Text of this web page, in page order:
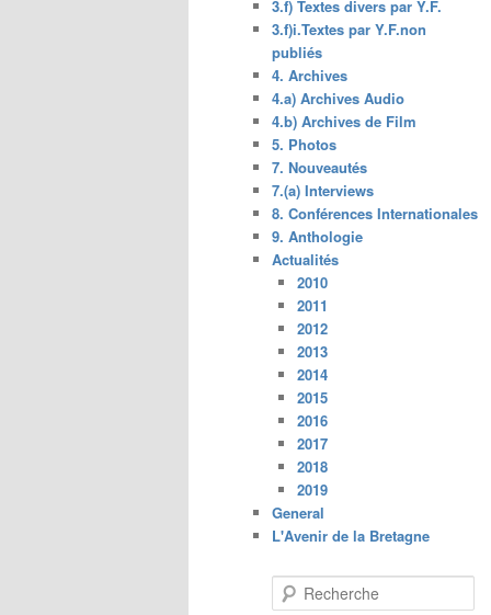
3.f) Textes divers par Y.F.
3.f)i.Textes par Y.F.non
publiés
4. Archives
4.a) Archives Audio
4.b) Archives de Film
5. Photos
7. Nouveautés
7.(a) Interviews
8. Conférences Internationales
9. Anthologie
Actualités
2010
2011
2012
2013
2014
2015
2016
2017
2018
2019
General
L'Avenir de la Bretagne
e